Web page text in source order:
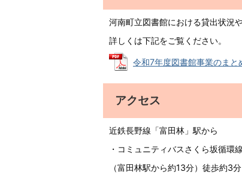
河南町立図書館における貸出状況
詳しくは下記をご覧ください。
令和7年度図書館事業のま
アクセス
近鉄長野線「富田林」駅から
・コミュニティバスさくら坂循環
（富田林駅から約13分）徒歩約3分